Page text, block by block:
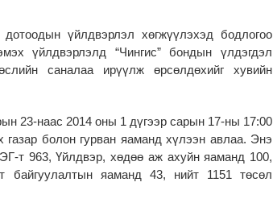
үйлдвэрлэл хөгжүүлэхэд бодлогоо
үйлдвэрлэлд “Чингис” бондын үлдэгдэл
саналаа ирүүлж өрсөлдөхийг хувийн
23-наас 2014 оны 1 дүгээр сарын 17-ны 17:00
газар болон гурван яаманд хүлээн авлаа. Энэ
т 963, Үйлдвэр, хөдөө аж ахуйн яаманд 100,
байгуулалтын яаманд 43, нийт 1151 төсөл